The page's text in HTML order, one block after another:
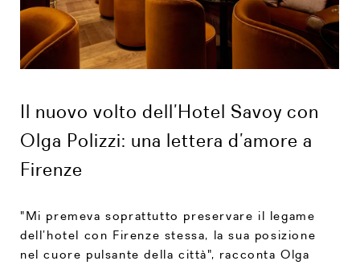
Il nuovo volto dell’Hotel Savoy con
Olga Polizzi: una lettera d’amore a
Firenze
"Mi premeva soprattutto preservare il legame
dell’hotel con Firenze stessa, la sua posizione
nel cuore pulsante della città", racconta Olga